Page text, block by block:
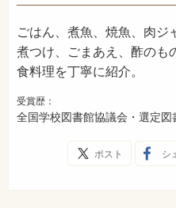
発売日 1993年3月
ごはん、煮魚、焼魚、肉
煮つけ、ごまあえ、酢のも
食料理を丁寧に紹介。
受賞歴：
全国学校図書館協議会・選定図
ポスト シ